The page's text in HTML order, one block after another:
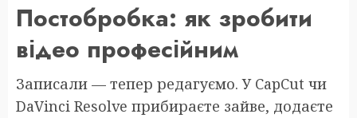
Постобробка: як зробити
відео професійним
Записали — тепер редагуємо. У CapCut чи
DaVinci Resolve прибираєте зайве, додаєте